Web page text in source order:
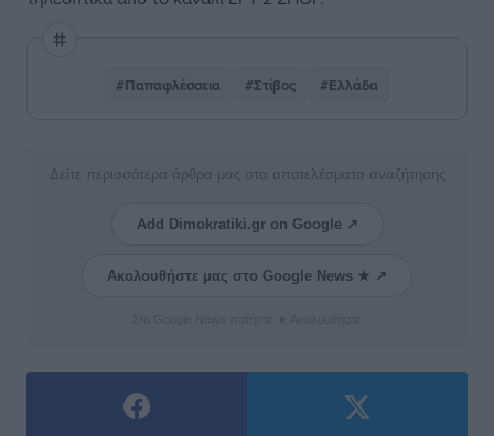
#Παπαφλέσσεια #Στίβος #Ελλάδα
Δείτε περισσότερα άρθρα μας στα αποτελέσματα αναζήτησης
Add Dimokratiki.gr on Google ↗
Ακολουθήστε μας στο Google News ★ ↗